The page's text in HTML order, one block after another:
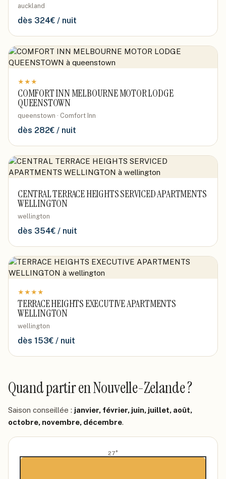
auckland
dès 324€ / nuit
★ ★ ★
COMFORT INN MELBOURNE MOTOR LODGE
QUEENSTOWN
queenstown · Comfort Inn
dès 282€ / nuit
CENTRAL TERRACE HEIGHTS SERVICED APARTMENTS
WELLINGTON
wellington
dès 354€ / nuit
★ ★ ★ ★
TERRACE HEIGHTS EXECUTIVE APARTMENTS
WELLINGTON
wellington
dès 153€ / nuit
Quand partiren Nouvelle-Zelande?
Saison conseillée : janvier, février, juin, juillet, août,
octobre, novembre, décembre.
27°